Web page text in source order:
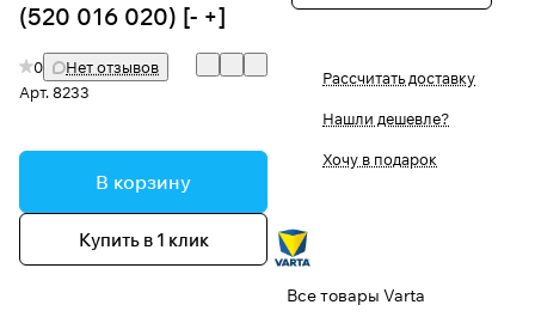
(520 016 020) [- +]
0
Нет отзывов
Арт.8233
В корзину
Купить в 1 клик
Рассчитать доставку
Нашли дешевле?
Хочу в подарок
Все товары Varta